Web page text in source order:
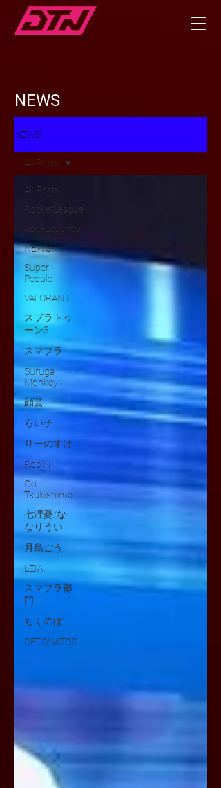
NEWS
NEWS
All Posts
RocketLeague
ApexLegends
NEWS
Super
People
VALORANT
スプラトゥ
ーン3
スマブラ
Suruga
Monkey
顔芸
らい子
りーのすけ
RobiN
Go
Tsukishima
七浬憂/な
なりうい
月島ごう
LEIA
スマブラ部
門
ちくのぼ
DETONATOR
All Posts